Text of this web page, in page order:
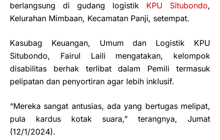
berlangsung di gudang logistik KPU Situbondo,
Kelurahan Mimbaan, Kecamatan Panji, setempat.
Kasubag Keuangan, Umum dan Logistik KPU
Situbondo, Fairul Laili mengatakan, kelompok
disabilitas berhak terlibat dalam Pemili termasuk
pelipatan dan penyortiran agar lebih inklusif.
“Mereka sangat antusias, ada yang bertugas melipat,
pula kardus kotak suara,” terangnya, Jumat
(12/1/2024).